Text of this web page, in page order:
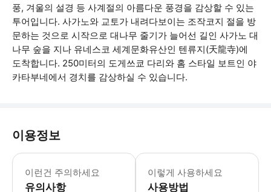
풍, 겨울의 설경 등 사계절의 아름다운 풍경을 감상할 수 있는
투어입니다. 사가노와 교토가 내려다보이는 조작코지 절을 방
문하는 것으로 시작으로 대나무 줄기가 늘어선 길인 사가노 대
나무 숲을 지나 유네스코 세계문화유산인 텐류지(天龍寺)에
도착합니다. 250미터의 도게쓰쿄 다리와 홈 스타일 보트인 야
카타부네에서 경치를 감상하실 수 있습니다.
이용정보
이런건 주의하세요
유의사항
어린이 규정 -6세 미만 어린이는 무료
이렇게 사용하세요
사용방법